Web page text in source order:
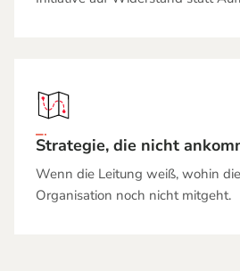
Strategie, die nicht
Wenn die Leitung weiß, wohin
Organisation noch nicht mitgeht.